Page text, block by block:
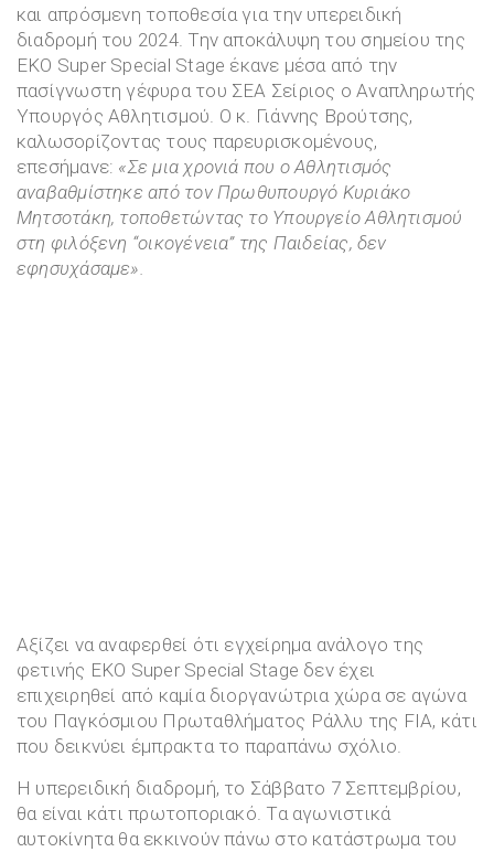
και απρόσμενη τοποθεσία για την υπερειδική
διαδρομή του 2024. Την αποκάλυψη του σημείου της
EKO Super Special Stage έκανε μέσα από την
πασίγνωστη γέφυρα του ΣΕΑ Σείριος ο Αναπληρωτής
Υπουργός Αθλητισμού. Ο κ. Γιάννης Βρούτσης,
καλωσορίζοντας τους παρευρισκομένους,
επεσήμανε: «Σε μια χρονιά που ο Αθλητισμός
αναβαθμίστηκε από τον Πρωθυπουργό Κυριάκο
Μητσοτάκη, τοποθετώντας το Υπουργείο Αθλητισμού
στη φιλόξενη “οικογένεια” της Παιδείας, δεν
εφησυχάσαμε».
Αξίζει να αναφερθεί ότι εγχείρημα ανάλογο της
φετινής EKO Super Special Stage δεν έχει
επιχειρηθεί από καμία διοργανώτρια χώρα σε αγώνα
του Παγκόσμιου Πρωταθλήματος Ράλλυ της FIA, κάτι
που δεικνύει έμπρακτα το παραπάνω σχόλιο.
Η υπερειδική διαδρομή, το Σάββατο 7 Σεπτεμβρίου,
θα είναι κάτι πρωτοποριακό. Τα αγωνιστικά
αυτοκίνητα θα εκκινούν πάνω στο κατάστρωμα του